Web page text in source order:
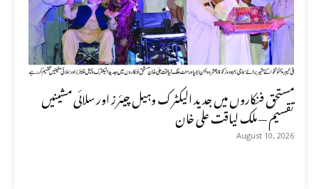
مستحق فنکاروں میں جدید الیکٹرک وہیل چیئرز اور سلائی مشینیں
تقسیم — ملک لیاقت علی خان
August 10, 2026